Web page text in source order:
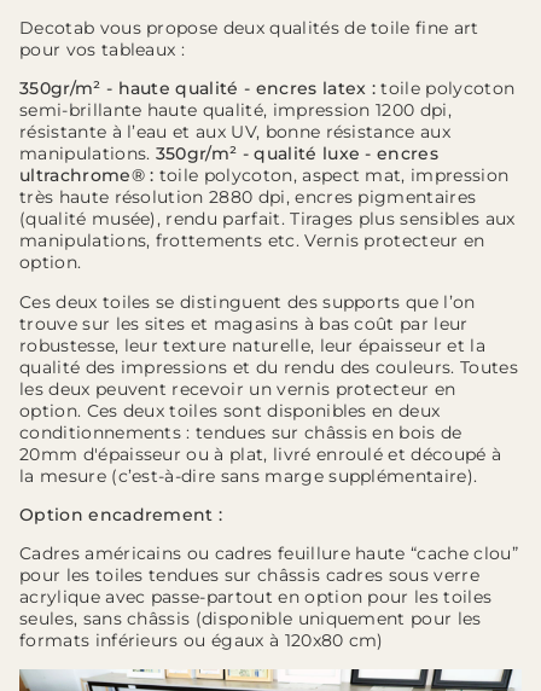
Decotab vous propose deux qualités de toile fine art
pour vos tableaux :
350gr/m² - haute qualité - encres latex : toile polycoton
semi-brillante haute qualité, impression 1200 dpi,
résistante à l’eau et aux UV, bonne résistance aux
manipulations. 350gr/m² - qualité luxe - encres
ultrachrome® : toile polycoton, aspect mat, impression
très haute résolution 2880 dpi, encres pigmentaires
(qualité musée), rendu parfait. Tirages plus sensibles aux
manipulations, frottements etc. Vernis protecteur en
option.
Ces deux toiles se distinguent des supports que l’on
trouve sur les sites et magasins à bas coût par leur
robustesse, leur texture naturelle, leur épaisseur et la
qualité des impressions et du rendu des couleurs. Toutes
les deux peuvent recevoir un vernis protecteur en
option. Ces deux toiles sont disponibles en deux
conditionnements : tendues sur châssis en bois de
20mm d'épaisseur ou à plat, livré enroulé et découpé à
la mesure (c’est-à-dire sans marge supplémentaire).
Option encadrement :
Cadres américains ou cadres feuillure haute “cache clou”
pour les toiles tendues sur châssis cadres sous verre
acrylique avec passe-partout en option pour les toiles
seules, sans châssis (disponible uniquement pour les
formats inférieurs ou égaux à 120x80 cm)